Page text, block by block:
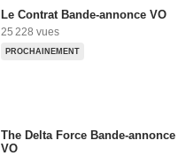
Le Contrat Bande-annonce VO
25 228 vues
PROCHAINEMENT
The Delta Force Bande-annonce
VO